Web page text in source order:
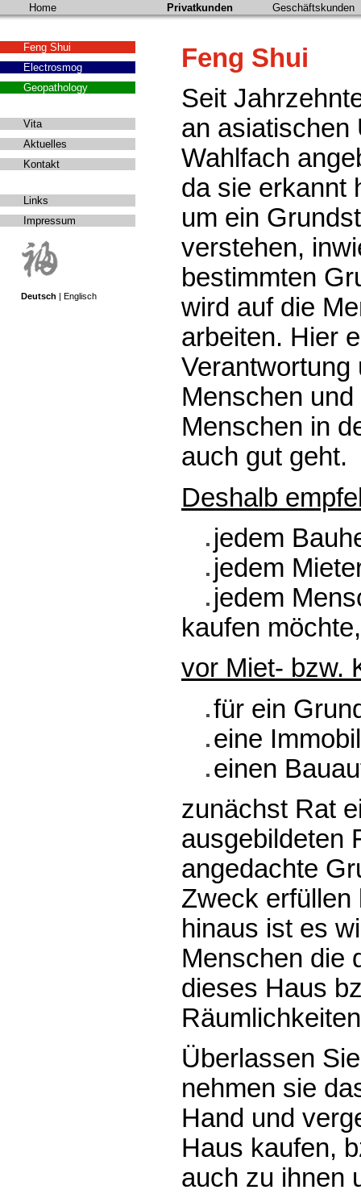
Home Privatkunden Geschäftskunden
Feng Shui
Electrosmog
Geopathology
Vita
Aktuelles
Kontakt
Links
Impressum
Deutsch | Englisch
Feng Shui
Seit
an asiatischen
Wahlfach
da sie erkannt
um ein
verstehen,
bestimmten
wird auf die
arbeiten. Hier
Verantwortung
Menschen
Menschen in
auch gut geht.
Deshalb
jedem
jedem
jedem
kaufen möchte,
vor Miet- bzw.
für ein
eine
einen
zunächst Rat
ausgebildeten
angedachte
Zweck erfüllen
hinaus ist es
Menschen die
dieses Haus
Überlassen
nehmen sie
Hand und
Haus kaufen,
auch zu ihnen